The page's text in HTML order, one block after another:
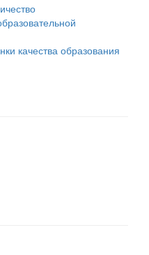
качества образования